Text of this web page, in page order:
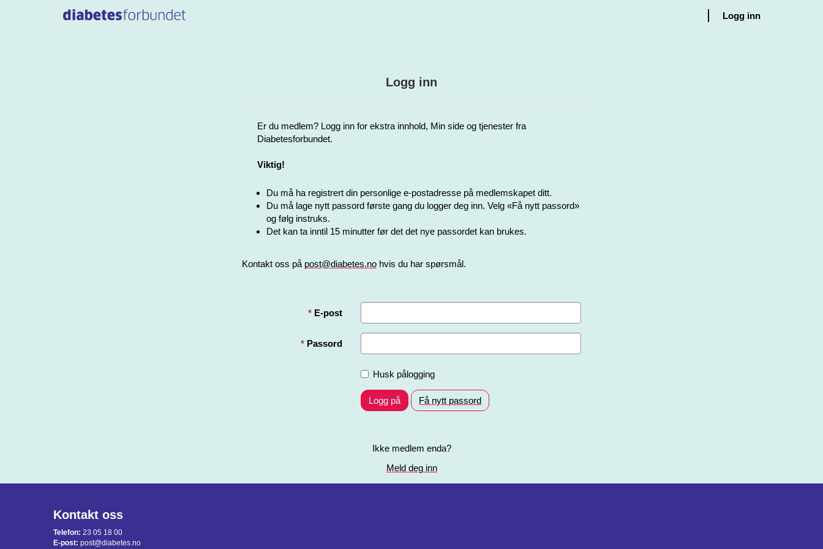
Logg inn
Logg inn
Er du medlem? Logg inn for ekstra innhold, Min side og tjenester fra
Diabetesforbundet.
Viktig!
Du må ha registrert din personlige e-postadresse på medlemskapet ditt.
Du må lage nytt passord første gang du logger deg inn. Velg «Få nytt passord»
og følg instruks.
Det kan ta inntil 15 minutter før det det nye passordet kan brukes.
Kontakt oss på post@diabetes.nohvis du har spørsmål.
E-post
Passord
Husk pålogging
Logg på Få nytt passord
Ikke medlem enda?
Meld deg inn
Kontakt oss
Telefon: 23 05 18 00
E-post: post@diabetes.no